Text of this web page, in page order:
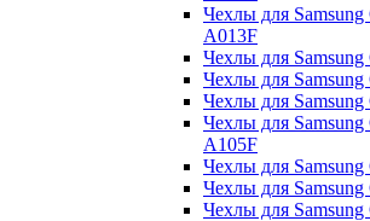
Чехлы для
A013F
Чехлы для
Чехлы для
Чехлы для
Чехлы для
A105F
Чехлы для
Чехлы для
Чехлы для